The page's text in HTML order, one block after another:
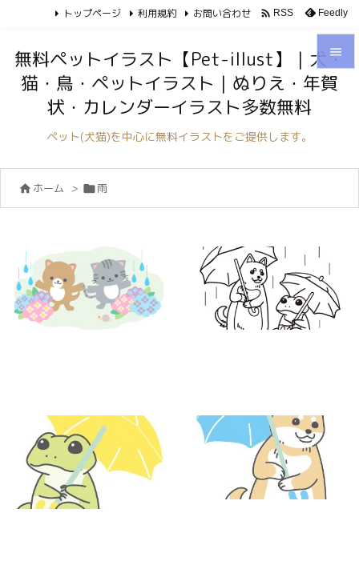




検索
トップページ 利用規約 お問い合わせ  RSS Feedly
無料ペットイラスト【Pet-illust】｜犬・
猫・鳥・ペットイラスト｜ぬりえ・年賀
状・カレンダーイラスト多数無料
ペット(犬猫)を中心に無料イラストをご提供します。
 ホーム > 雨